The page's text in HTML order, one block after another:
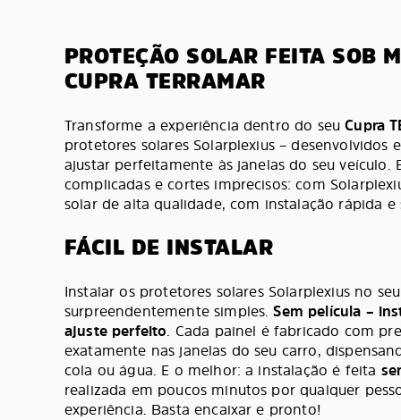
PROTEÇÃO SOLAR FEITA SOB
CUPRA TERRAMAR
Transforme a experiência dentro do seuCupra
protetores solares Solarplexius – desenvolvidos
ajustar perfeitamente às janelas do seu veículo.
complicadas e cortes imprecisos: com
solar de alta qualidade, com instalação rápida e
FÁCIL DE INSTALAR
Instalar os protetores solares Solarplexius no seu
surpreendentemente simples.Sem película –
ajuste perfeito. Cada painel é fabricado com
exatamente nas janelas do seu carro,
cola ou água. E o melhor: a instalação é feita
realizada em poucos minutos por qualquer
experiência. Basta encaixar e pronto!